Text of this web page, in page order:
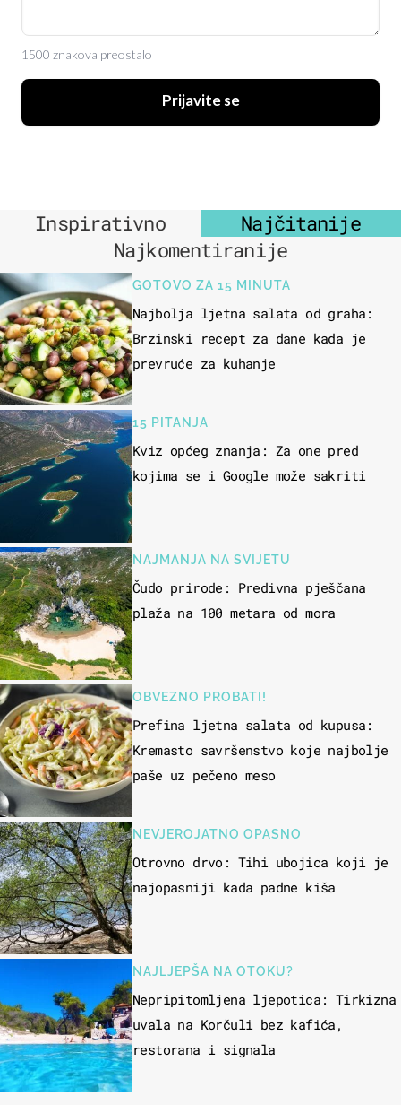
1500 znakova preostalo
Prijavite se
Inspirativno
Najčitanije
Najkomentiranije
GOTOVO ZA 15 MINUTA
Najbolja ljetna salata od graha:
Brzinski recept za dane kada je
prevruće za kuhanje
15 PITANJA
Kviz općeg znanja: Za one pred
kojima se i Google može sakriti
NAJMANJA NA SVIJETU
Čudo prirode: Predivna pješčana
plaža na 100 metara od mora
OBVEZNO PROBATI!
Prefina ljetna salata od kupusa:
Kremasto savršenstvo koje najbolje
paše uz pečeno meso
NEVJEROJATNO OPASNO
Otrovno drvo: Tihi ubojica koji je
najopasniji kada padne kiša
NAJLJEPŠA NA OTOKU?
Nepripitomljena ljepotica: Tirkizna
uvala na Korčuli bez kafića,
restorana i signala